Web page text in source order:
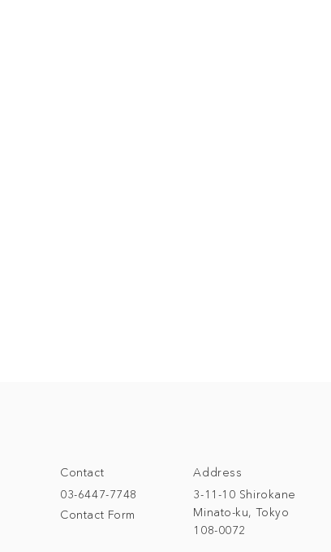
Address
3-11-10 Shirokane
Minato-ku, Tokyo
108-0072
Contact
03-6447-7748
Contact Form